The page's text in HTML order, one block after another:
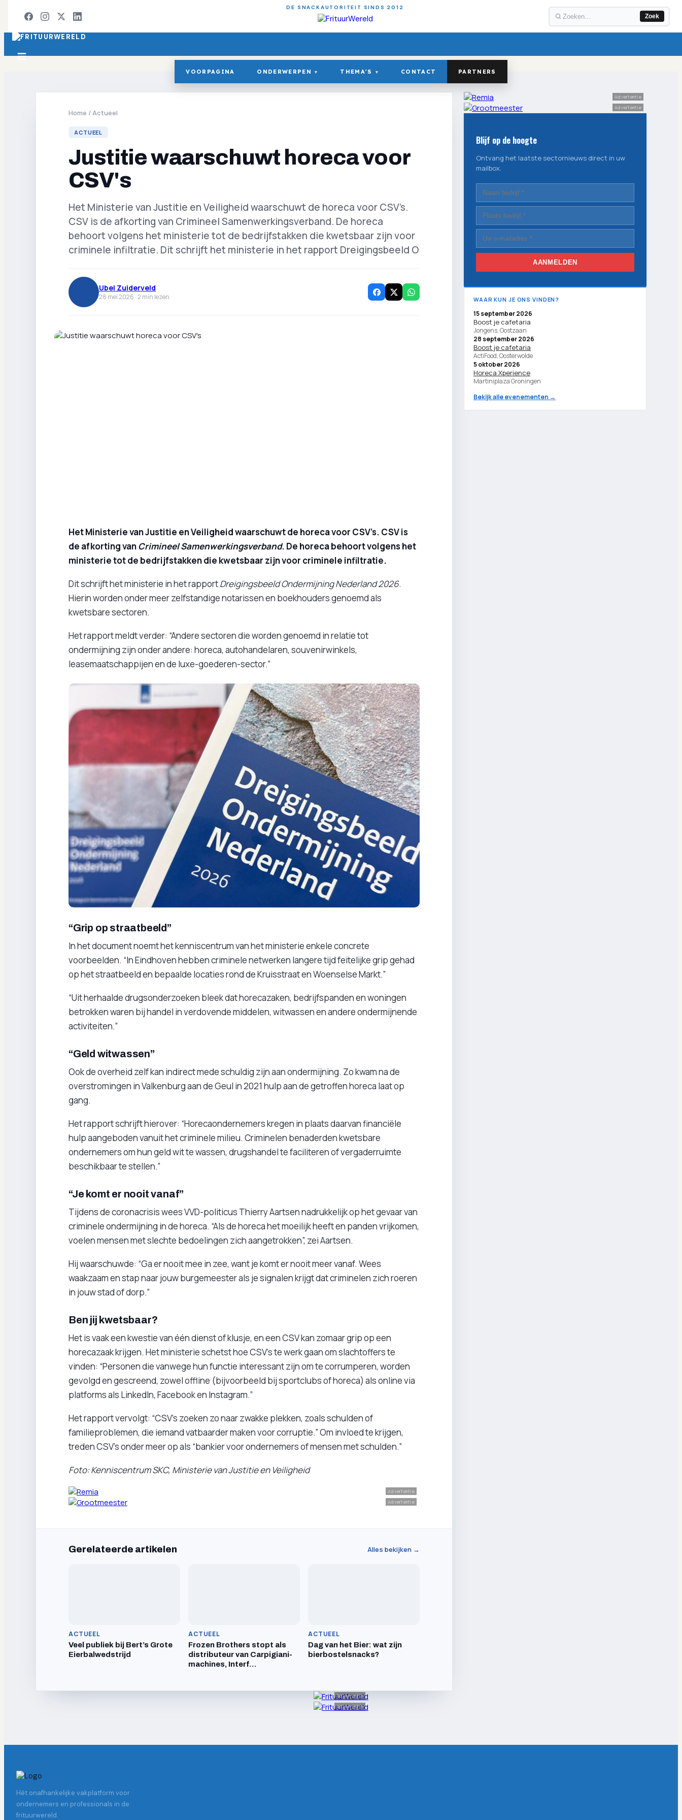
DE SNACKAUTORITEIT SINDS 2012
Zoek
VOORPAGINA ONDERWERPEN ▾ THEMA'S ▾ CONTACT PARTNERS
Home /Actueel
ACTUEEL
Justitie waarschuwt horeca voor
CSV's
Het Ministerie van Justitie en Veiligheid waarschuwt de horeca voor CSV’s.
CSV is de afkorting van Crimineel Samenwerkingsverband. De horeca
behoort volgens het ministerie tot de bedrijfstakken die kwetsbaar zijn voor
criminele infiltratie. Dit schrijft het ministerie in het rapport Dreigingsbeeld O
Ubel Zuiderveld
28 mei 2026 ·2 min lezen
Het Ministerie van Justitie en Veiligheid waarschuwt de horeca voor CSV’s. CSV is
de afkorting vanCrimineel Samenwerkingsverband. De horeca behoort volgens het
ministerie tot de bedrijfstakken die kwetsbaar zijn voor criminele infiltratie.
Dit schrijft het ministerie in het rapportDreigingsbeeld Ondermijning Nederland 2026.
Hierin worden onder meer zelfstandige notarissen en boekhouders genoemd als
kwetsbare sectoren.
Het rapport meldt verder: “Andere sectoren die worden genoemd in relatie tot
ondermijning zijn onder andere: horeca, autohandelaren, souvenirwinkels,
leasemaatschappijen en de luxe-goederen-sector.”
“Grip op straatbeeld”
In het document noemt het kenniscentrum van het ministerie enkele concrete
voorbeelden. “In Eindhoven hebben criminele netwerken langere tijd feitelijke grip gehad
op het straatbeeld en bepaalde locaties rond de Kruisstraat en Woenselse Markt.”
“Uit herhaalde drugsonderzoeken bleek dat horecazaken, bedrijfspanden en woningen
betrokken waren bij handel in verdovende middelen, witwassen en andere ondermijnende
activiteiten.”
“Geld witwassen”
Ook de overheid zelf kan indirect mede schuldig zijn aan ondermijning. Zo kwam na de
overstromingen in Valkenburg aan de Geul in 2021 hulp aan de getroffen horeca laat op
gang.
Het rapport schrijft hierover: “Horecaondernemers kregen in plaats daarvan financiële
hulp aangeboden vanuit het criminele milieu. Criminelen benaderden kwetsbare
ondernemers om hun geld wit te wassen, drugshandel te faciliteren of vergaderruimte
beschikbaar te stellen.”
“Je komt er nooit vanaf”
Tijdens de coronacrisis wees VVD-politicus Thierry Aartsen nadrukkelijk op het gevaar van
criminele ondermijning in de horeca. “Als de horeca het moeilijk heeft en panden vrijkomen,
voelen mensen met slechte bedoelingen zich aangetrokken”, zei Aartsen.
Hij waarschuwde: “Ga er nooit mee in zee, want je komt er nooit meer vanaf. Wees
waakzaam en stap naar jouw burgemeester als je signalen krijgt dat criminelen zich roeren
in jouw stad of dorp.”
Ben jij kwetsbaar?
Het is vaak een kwestie van één dienst of klusje, en een CSV kan zomaar grip op een
horecazaak krijgen. Het ministerie schetst hoe CSV’s te werk gaan om slachtoffers te
vinden: “Personen die vanwege hun functie interessant zijn om te corrumperen, worden
gevolgd en gescreend, zowel offline (bijvoorbeeld bij sportclubs of horeca) als online via
platforms als LinkedIn, Facebook en Instagram.”
Het rapport vervolgt: “CSV’s zoeken zo naar zwakke plekken, zoals schulden of
familieproblemen, die iemand vatbaarder maken voor corruptie.” Om invloed te krijgen,
treden CSV’s onder meer op als “bankier voor ondernemers of mensen met schulden.”
Foto: Kenniscentrum SKC, Ministerie van Justitie en Veiligheid
Advertentie
Advertentie
Gerelateerde artikelen Alles bekijken →
ACTUEEL
Veel publiek bij Bert’s Grote
Eierbalwedstrijd
ACTUEEL
Frozen Brothers stopt als
distributeur van Carpigiani-
machines, Interf…
ACTUEEL
Dag van het Bier: wat zijn
bierbostelsnacks?
Advertentie
Advertentie
Blijf op de hoogte
Ontvang het laatste sectornieuws direct in uw
mailbox.
AANMELDEN
WAAR KUN JE ONS VINDEN?
15 september 2026
Boost je cafetaria
Jongens, Oostzaan
28 september 2026
Boost je cafetaria
ActiFood, Oosterwolde
5 oktober 2026
Horeca Xperience
Martiniplaza Groningen
Bekijk alle evenementen →
Advertentie
Advertentie
Hét onafhankelijke vakplatform voor
ondernemers en professionals in de
frituurwereld.